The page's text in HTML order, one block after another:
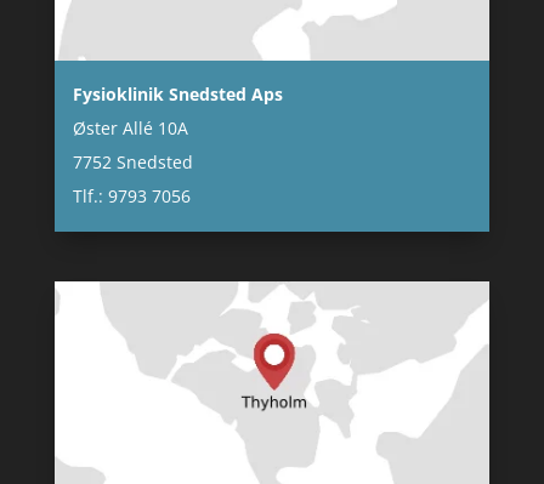
Fysioklinik Snedsted Aps
Øster Allé 10A
7752 Snedsted
Tlf.: 9793 7056